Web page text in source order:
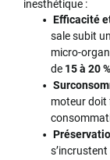
inesthétique :
Efficacité
sale subit
micro-
de 15 à 20 %
moteur doit